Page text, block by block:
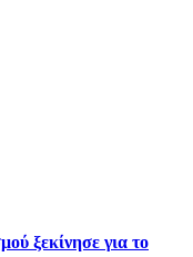
ξεκίνησε για το